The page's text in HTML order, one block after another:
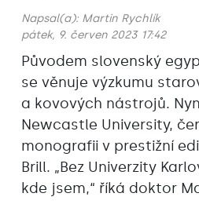
Napsal(a): Martin Rychlík
pátek, 9. červen 2023 17:42
Původem slovenský
se věnuje výzkumu
a kovových nástrojů.
Newcastle University,
monografii v prestižní
Brill. „Bez Univerzity
kde jsem,“ říká doktor